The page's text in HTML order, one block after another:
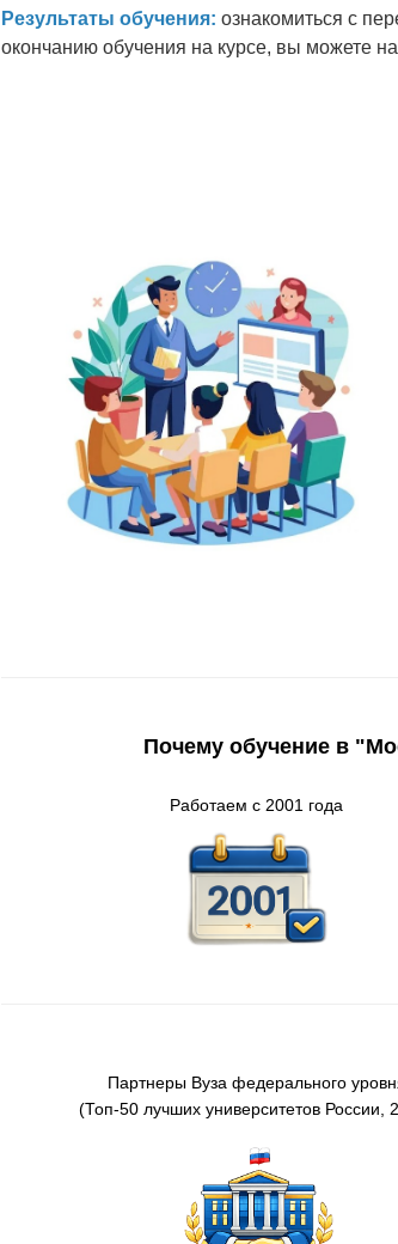
Результаты обучения: ознакомиться с
окончанию обучения на курсе, вы можете
Почему обучение в
Работаем с 2001 года
ПартнерыВузафедерального
(Топ-50 лучших университетов России,